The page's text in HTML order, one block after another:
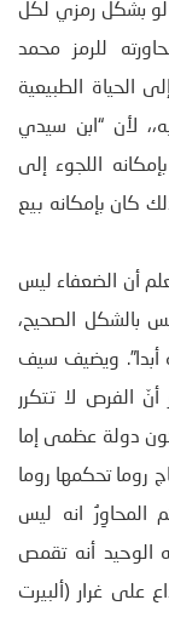
لو بشكل رمزي لكلّ
للرمز محمد
الحياة الطبيعية
لأن “ابن سيدي
اللجوء إلى
كان بإمكانه بيع
أن الضعفاء ليس
بالشكل الصحيح،
أبدا”. ويضيف سيف
أنّ الفرص لا تتكرر
دولة عظمى إما
روما تحكمها روما
المحاوِرُ انه ليس
الوحيد أنه تقمص
على غرار (ألبيرت